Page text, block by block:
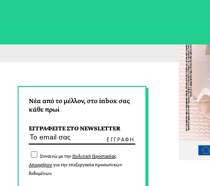
Νέα από το μέλλον, στο inbox σας
κάθε πρωί
ΕΓΓΡΑΦΕΙΤΕ ΣΤΟ NEWSLETTER
Συναινώ με τηνΠολιτική Προστασίας
Απορρήτουγια την επεξεργασία προσωπικών
δεδομένων.